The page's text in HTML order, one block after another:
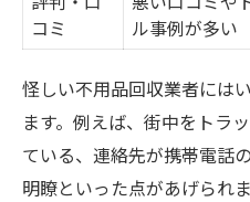
コミ
ル事例が多い
怪しい不用品回収業者には
ます。例えば、街中をトラ
ている、連絡先が携帯電話
明瞭といった点があげられ